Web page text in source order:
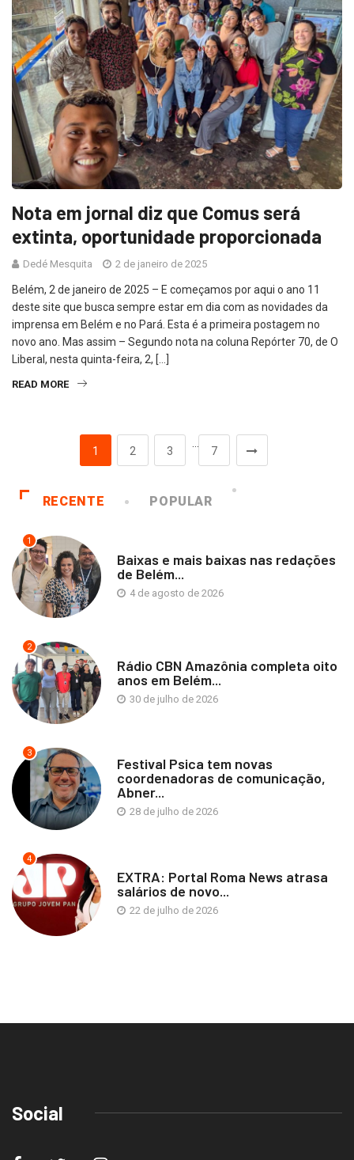
Nota em jornal diz que Comus será
extinta, oportunidade proporcionada
Dedé Mesquita 2 de janeiro de 2025
Belém, 2 de janeiro de 2025 – E começamos por aqui o ano 11
deste site que busca sempre estar em dia com as novidades da
imprensa em Belém e no Pará. Esta é a primeira postagem no
novo ano. Mas assim – Segundo nota na coluna Repórter 70, de O
Liberal, nesta quinta-feira, 2, […]
READ MORE
1 2 3
…
7
RECENTE POPULAR
1
Baixas e mais baixas nas redações
de Belém...
4 de agosto de 2026
2
Rádio CBN Amazônia completa oito
anos em Belém...
30 de julho de 2026
3
Festival Psica tem novas
coordenadoras de comunicação,
Abner...
28 de julho de 2026
4
EXTRA: Portal Roma News atrasa
salários de novo...
22 de julho de 2026
Social